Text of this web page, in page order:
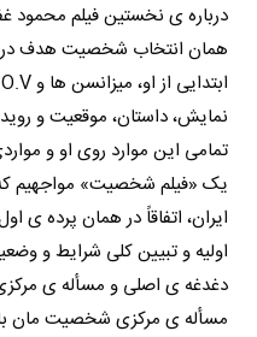
همان انتخاب شخصیت هدف در
نمایش، داستان، موقعیت و
تمامی این موارد روی او و
یک «فیلم شخصیت» مواجهیم
ایران، اتفاقاً در همان پرده ی
اولیه و تبیین کلی شرایط و
دغدغه ی اصلی و مسأله ی
مسأله ی مرکزی شخصیت مان